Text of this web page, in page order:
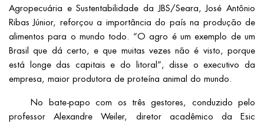
Agropecuária e Sustentabilidade da JBS/Seara, José Antônio
Ribas Júnior, reforçou a importância do país na produção de
alimentos para o mundo todo. “O agro é um exemplo de um
Brasil que dá certo, e que muitas vezes não é visto, porque
está longe das capitais e do litoral”, disse o executivo da
empresa, maior produtora de proteína animal do mundo.
No bate-papo com os três gestores, conduzido pelo
professor Alexandre Weiler, diretor acadêmico da Esic